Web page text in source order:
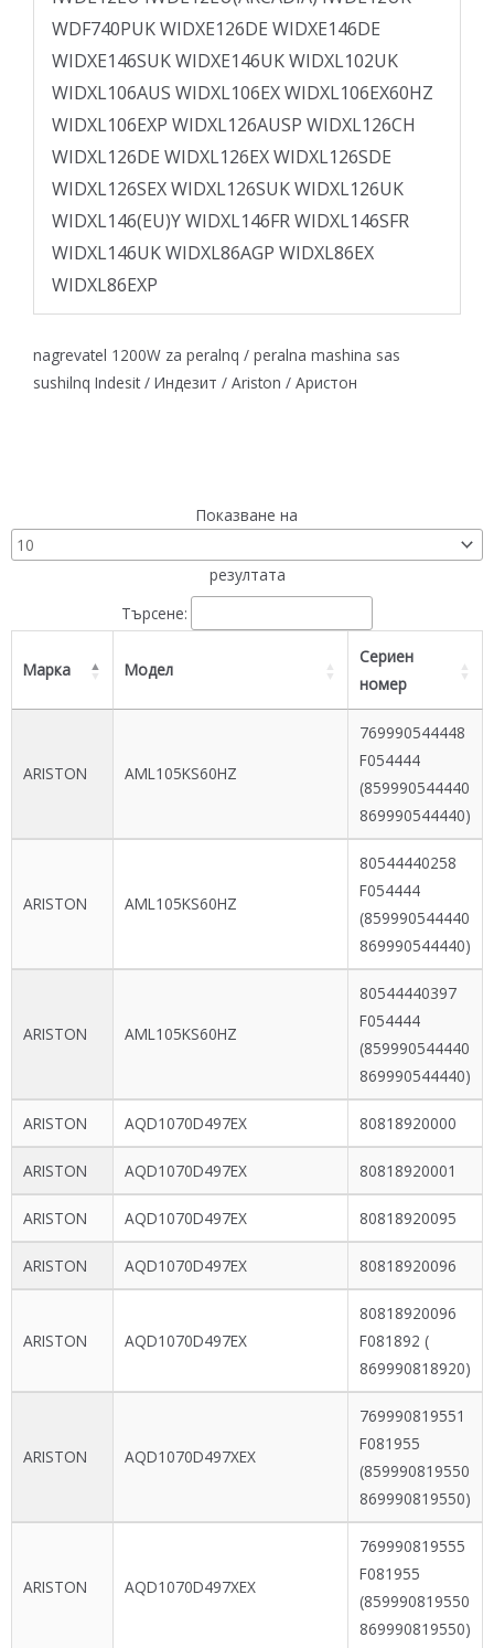
WDF740PUK WIDXE126DE WIDXE146DE
WIDXE146SUK WIDXE146UK WIDXL102UK
WIDXL106AUS WIDXL106EX WIDXL106EX60HZ
WIDXL106EXP WIDXL126AUSP WIDXL126CH
WIDXL126DE WIDXL126EX WIDXL126SDE
WIDXL126SEX WIDXL126SUK WIDXL126UK
WIDXL146(EU)Y WIDXL146FR WIDXL146SFR
WIDXL146UK WIDXL86AGP WIDXL86EX
WIDXL86EXP
nagrevatel 1200W za peralnq / peralna mashina sas
sushilnq Indesit / Индезит / Ariston / Аристон
Показване на
резултата
Търсене:
Марка Модел
Сериен
номер
ARISTON AML105KS60HZ
769990544448
F054444
(859990544440
869990544440)
ARISTON AML105KS60HZ
80544440258
F054444
(859990544440
869990544440)
ARISTON AML105KS60HZ
80544440397
F054444
(859990544440
869990544440)
ARISTON AQD1070D497EX 80818920000
ARISTON AQD1070D497EX 80818920001
ARISTON AQD1070D497EX 80818920095
ARISTON AQD1070D497EX 80818920096
ARISTON AQD1070D497EX
80818920096
F081892 (
869990818920)
ARISTON AQD1070D497XEX
769990819551
F081955
(859990819550
869990819550)
ARISTON AQD1070D497XEX
769990819555
F081955
(859990819550
869990819550)